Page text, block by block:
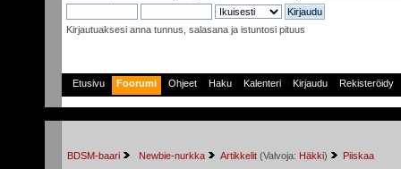
Kirjautuaksesi anna tunnus, salasana ja istuntosi pituus
Etusivu Foorumi Ohjeet Haku Kalenteri Kirjaudu Rekisteröidy
BDSM-baari Newbie-nurkka Artikkelit(Valvoja: Häkki) Piiskaa